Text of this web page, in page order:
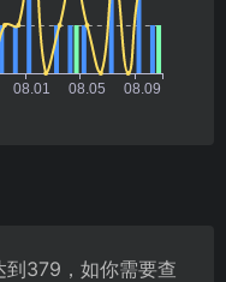
379，如你需要查